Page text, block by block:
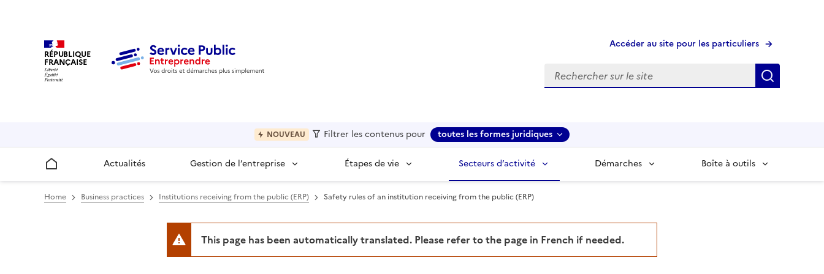
RÉPUBLIQUE
FRANÇAISE
Accéder au site pour les particuliers
Recherche
NOUVEAU Filtrer les contenus pour toutes les formes juridiques
Accueil Actualités Gestion de l’entreprise Étapes de vie Secteurs d’activité Démarches Boîte à outils
Home Business practices Institutions receiving from the public (ERP) Safety rules of an institution receiving from the public (ERP)
This page has been automatically translated. Please refer to the page in French if needed.